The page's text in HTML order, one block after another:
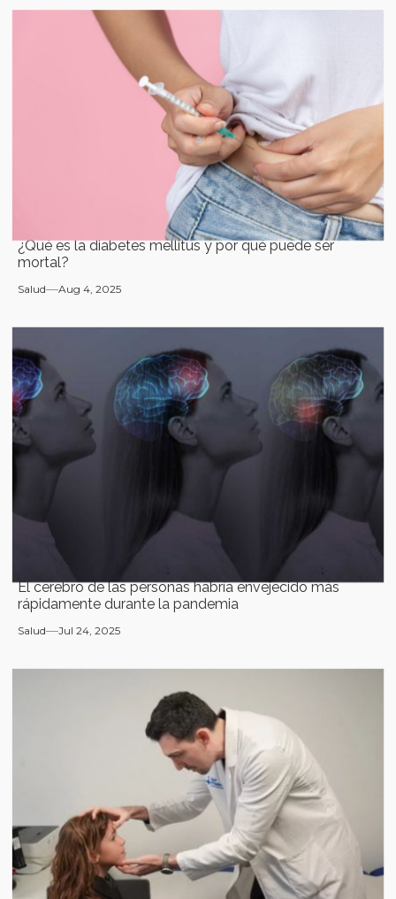
¿Qué es la diabetes mellitus y por qué puede ser
mortal?
Salud Aug 4, 2025
El cerebro de las personas habría envejecido más
rápidamente durante la pandemia
Salud Jul 24, 2025